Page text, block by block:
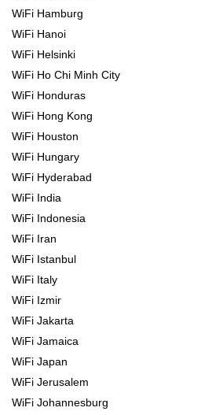
WiFi Hamburg
WiFi Hanoi
WiFi Helsinki
WiFi Ho Chi Minh City
WiFi Honduras
WiFi Hong Kong
WiFi Houston
WiFi Hungary
WiFi Hyderabad
WiFi India
WiFi Indonesia
WiFi Iran
WiFi Istanbul
WiFi Italy
WiFi Izmir
WiFi Jakarta
WiFi Jamaica
WiFi Japan
WiFi Jerusalem
WiFi Johannesburg